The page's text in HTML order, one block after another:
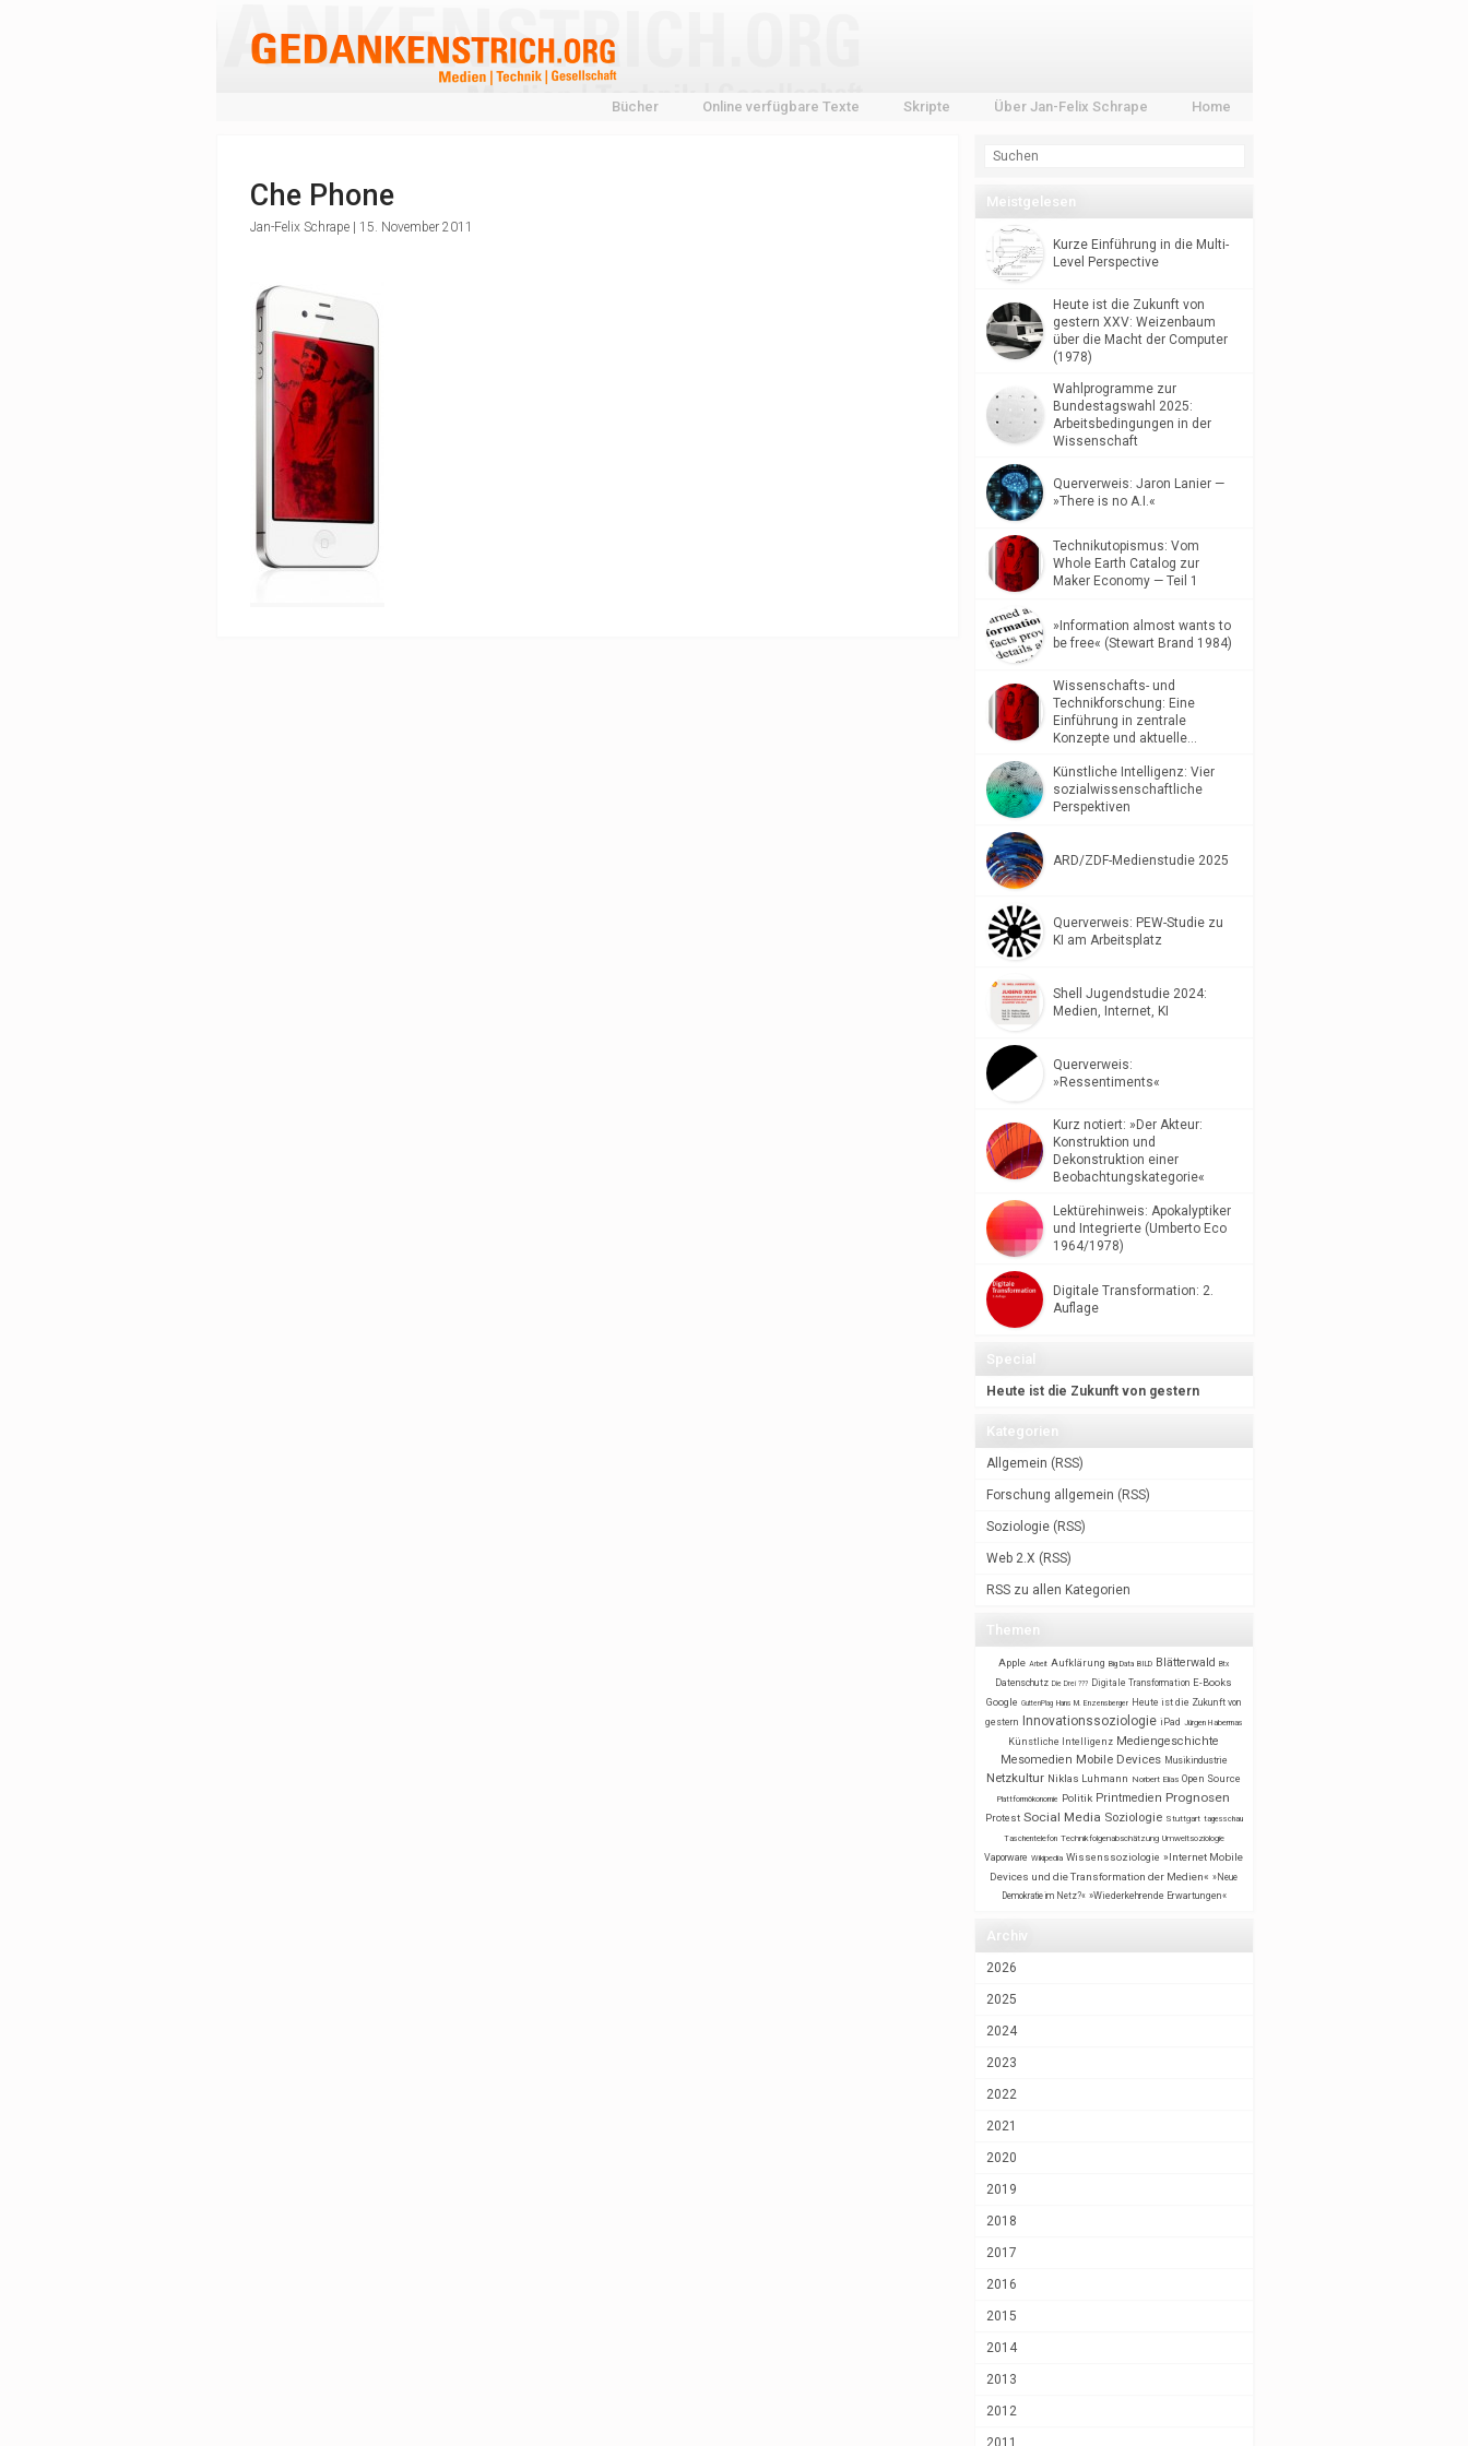
Home
Über Jan-Felix Schrape
Skripte
Online verfügbare Texte
Bücher
Che Phone
Jan-Felix Schrape | 15. November 2011
Meistgelesen
Kurze Einführung in die Multi-
Level Perspective
Heute ist die Zukunft von
gestern XXV: Weizenbaum
über die Macht der Computer
(1978)
Wahlprogramme zur
Bundestagswahl 2025:
Arbeitsbedingungen in der
Wissenschaft
Querverweis: Jaron Lanier —
»There is no A.I.«
Technikutopismus: Vom
Whole Earth Catalog zur
Maker Economy — Teil 1
»Information almost wants to
be free« (Stewart Brand 1984)
Wissenschafts- und
Technikforschung: Eine
Einführung in zentrale
Konzepte und aktuelle…
Künstliche Intelligenz: Vier
sozialwissenschaftliche
Perspektiven
ARD/ZDF-Medienstudie 2025
Querverweis: PEW-Studie zu
KI am Arbeitsplatz
Shell Jugendstudie 2024:
Medien, Internet, KI
Querverweis:
»Ressentiments«
Kurz notiert: »Der Akteur:
Konstruktion und
Dekonstruktion einer
Beobachtungskategorie«
Lektürehinweis: Apokalyptiker
und Integrierte (Umberto Eco
1964/1978)
Digitale Transformation: 2.
Auflage
Special
Heute ist die Zukunft von gestern
Kategorien
Allgemein ( RSS)
Forschung allgemein ( RSS)
Soziologie( RSS)
Web 2.X ( RSS)
RSS zu allen Kategorien
Themen
Apple Arbeit Aufklärung Big Data BILD Blätterwald Btx
Datenschutz Die Drei ??? Digitale Transformation E-Books
Google GuttenPlag Hans M. Enzensberger Heute ist die Zukunft von
gestern
Innovationssoziologie iPad Jürgen Habermas
Künstliche Intelligenz Mediengeschichte
Mesomedien Mobile Devices Musikindustrie
Netzkultur Niklas Luhmann Norbert Elias Open Source
Plattformökonomie Politik Printmedien Prognosen
Protest Social Media Soziologie Stuttgart tagesschau
Taschentelefon Technikfolgenabschätzung Umweltsoziologie
Vaporware Wikipedia Wissenssoziologie »Internet Mobile
Devices und die Transformation der Medien« »Neue
Demokratie im Netz?« »Wiederkehrende Erwartungen«
Archiv
2026
2025
2024
2023
2022
2021
2020
2019
2018
2017
2016
2015
2014
2013
2012
2011